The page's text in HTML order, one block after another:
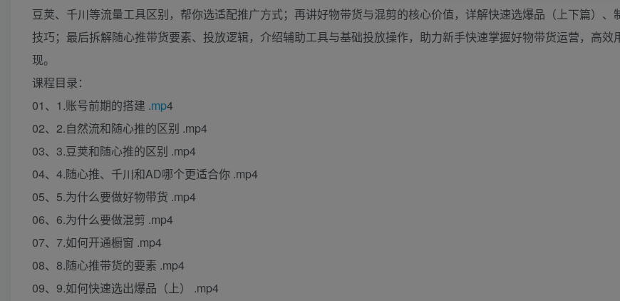
豆荚、千川等流量工具区别，帮你选适配推广方式；再讲好物带货与混剪的核心价值，详解快速选爆品（上下篇）、
技巧；最后拆解随心推带货要素、投放逻辑，介绍辅助工具与基础投放操作，助力新手快速掌握好物带货运营，高效
现。
课程目录：
01、1.账号前期的搭建 .mp4
02、2.自然流和随心推的区别 .mp4
03、3.豆荚和随心推的区别 .mp4
04、4.随心推、千川和AD哪个更适合你 .mp4
05、5.为什么要做好物带货 .mp4
06、6.为什么要做混剪 .mp4
07、7.如何开通橱窗 .mp4
08、8.随心推带货的要素 .mp4
09、9.如何快速选出爆品（上） .mp4